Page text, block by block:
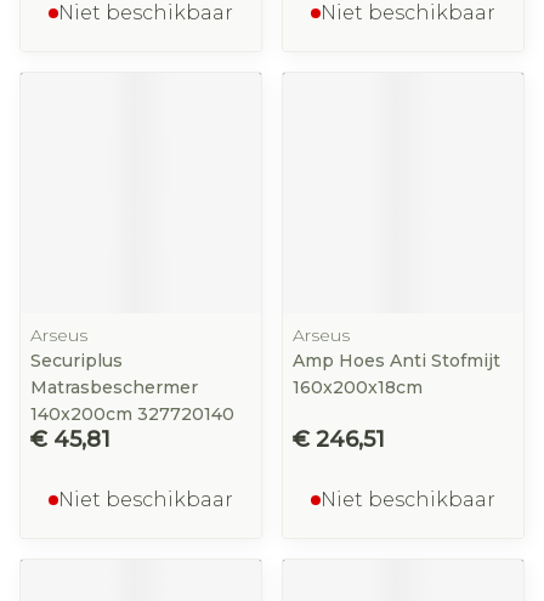
Niet beschikbaar Niet beschikbaar
Arseus
Securiplus
Matrasbeschermer
140x200cm 327720140
€ 45,81
Niet beschikbaar
Arseus
Amp Hoes Anti Stofmijt
160x200x18cm
€ 246,51
Niet beschikbaar